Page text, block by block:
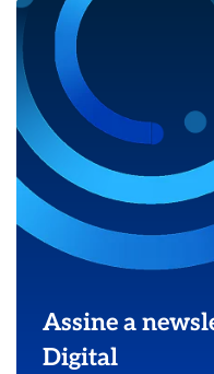
Assine a
Digital